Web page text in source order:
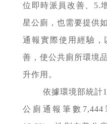
位即時派員改善、5.
星公廁，也需要提供
通報實際使用經驗，
善，使公共廁所環境
升作用。
依據環境部統計
公廁通報筆數